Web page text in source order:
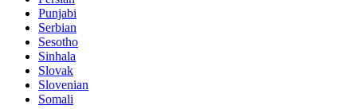
Punjabi
Serbian
Sesotho
Sinhala
Slovak
Slovenian
Somali